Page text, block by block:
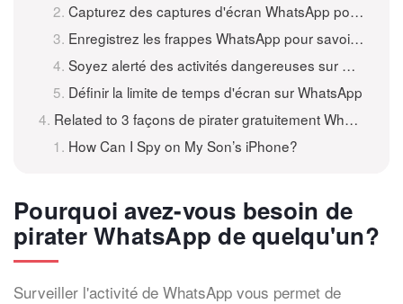
Capturez des captures d'écran WhatsApp pour détecter les photos suspectes
Enregistrez les frappes WhatsApp pour savoir tout ce qui est tapé sur WhatsApp
Soyez alerté des activités dangereuses sur WhatsApp
Définir la limite de temps d'écran sur WhatsApp
Related to 3 façons de pirater gratuitement WhatsApp de quelqu'un sans son téléphone
How Can I Spy on My Son’s iPhone?
Pourquoi avez-vous besoin de
pirater WhatsApp de quelqu'un?
Surveiller l'activité de WhatsApp vous permet de